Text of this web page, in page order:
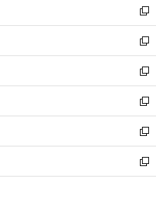
く
で
開
く
ド
ウ
で
開
く
ィ
ン
ド
ウ
で
開
く
い
ウ
ィ
ン
ド
ウ
で
開
く
新
し
い
ウ
ィ
ン
ド
ウ
で
開
く
新
し
い
ウ
ィ
ン
ド
ウ
で
開
新
し
い
ウ
ィ
ン
ド
ウ
新
し
い
ウ
ィ
ン
新
し
い
ウ
新
し